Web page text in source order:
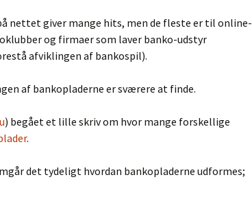
nettet giver mange hits, men de fleste er til online-
og firmaer som laver banko-udstyr
afviklingen af bankospil).
af bankopladerne er sværere at finde.
) begået et lille skriv om hvor mange forskellige
.
det tydeligt hvordan bankopladerne udformes;